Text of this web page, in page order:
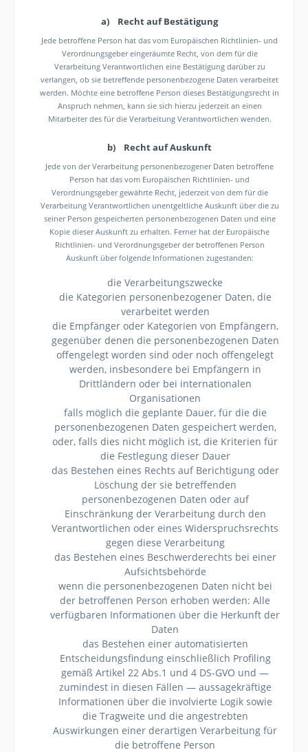
a) Recht auf Bestätigung
Jede betroffene Person hat das vom Europäischen Richtlinien- und
Verordnungsgeber eingeräumte Recht, von dem für die
Verarbeitung Verantwortlichen eine Bestätigung darüber zu
verlangen, ob sie betreffende personenbezogene Daten verarbeitet
werden. Möchte eine betroffene Person dieses Bestätigungsrecht in
Anspruch nehmen, kann sie sich hierzu jederzeit an einen
Mitarbeiter des für die Verarbeitung Verantwortlichen wenden.
b) Recht auf Auskunft
Jede von der Verarbeitung personenbezogener Daten betroffene
Person hat das vom Europäischen Richtlinien- und
Verordnungsgeber gewährte Recht, jederzeit von dem für die
Verarbeitung Verantwortlichen unentgeltliche Auskunft über die zu
seiner Person gespeicherten personenbezogenen Daten und eine
Kopie dieser Auskunft zu erhalten. Ferner hat der Europäische
Richtlinien- und Verordnungsgeber der betroffenen Person
Auskunft über folgende Informationen zugestanden:
die Verarbeitungszwecke
die Kategorien personenbezogener Daten, die
verarbeitet werden
die Empfänger oder Kategorien von Empfängern,
gegenüber denen die personenbezogenen Daten
offengelegt worden sind oder noch offengelegt
werden, insbesondere bei Empfängern in
Drittländern oder bei internationalen
Organisationen
falls möglich die geplante Dauer, für die die
personenbezogenen Daten gespeichert werden,
oder, falls dies nicht möglich ist, die Kriterien für
die Festlegung dieser Dauer
das Bestehen eines Rechts auf Berichtigung oder
Löschung der sie betreffenden
personenbezogenen Daten oder auf
Einschränkung der Verarbeitung durch den
Verantwortlichen oder eines Widerspruchsrechts
gegen diese Verarbeitung
das Bestehen eines Beschwerderechts bei einer
Aufsichtsbehörde
wenn die personenbezogenen Daten nicht bei
der betroffenen Person erhoben werden: Alle
verfügbaren Informationen über die Herkunft der
Daten
das Bestehen einer automatisierten
Entscheidungsfindung einschließlich Profiling
gemäß Artikel 22 Abs.1 und 4 DS-GVO und —
zumindest in diesen Fällen — aussagekräftige
Informationen über die involvierte Logik sowie
die Tragweite und die angestrebten
Auswirkungen einer derartigen Verarbeitung für
die betroffene Person